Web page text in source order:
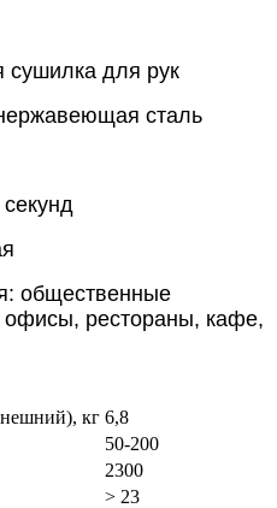
сушилка для рук
сталь
общественные
офисы, рестораны, кафе,
кг 6,8
50-200
2300
> 23